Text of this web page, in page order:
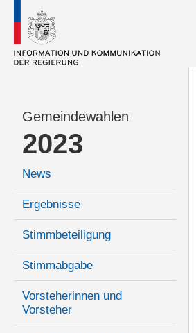
Gemeindewahlen
2023
News
Ergebnisse
Stimmbeteiligung
Stimmabgabe
Vorsteherinnen und
Vorsteher